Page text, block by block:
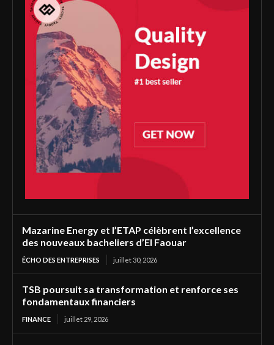
Mazarine Energy et l’ETAP célèbrent l’excellence
des nouveaux bacheliers d’El Faouar
ÉCHO DES ENTREPRISES juillet 30, 2026
TSB poursuit sa transformation et renforce ses
fondamentaux financiers
FINANCE juillet 29, 2026